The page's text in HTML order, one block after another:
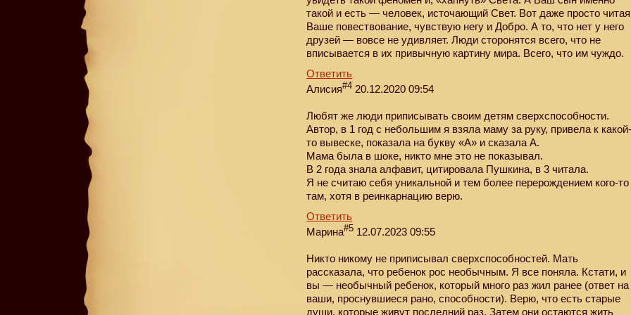
такой и есть — человек, источающий Свет. Вот даже просто читая
Ваше повествование, чувствую негу и Добро. А то, что нет у него
друзей — вовсе не удивляет. Люди сторонятся всего, что не
вписывается в их привычную картину мира. Всего, что им чуждо.
Ответить
Алисия#4 20.12.2020 09:54
Любят же люди приписывать своим детям сверхспособности.
Автор, в 1 год с небольшим я взяла маму за руку, привела к
то вывеске, показала на букву «А» и сказала А.
Мама была в шоке, никто мне это не показывал.
В 2 года знала алфавит, цитировала Пушкина, в 3 читала.
Я не считаю себя уникальной и тем более перерождением кого-то
там, хотя в реинкарнацию верю.
Ответить
Марина#5 12.07.2023 09:55
Никто никому не приписывал сверхспособностей. Мать
рассказала, что ребенок рос необычным. Я все поняла. Кстати, и
вы — необычный ребенок, который много раз жил ранее (ответ на
ваши, проснувшиеся рано, способности). Верю, что есть старые
души, которые живут последний раз. Затем они остаются жить